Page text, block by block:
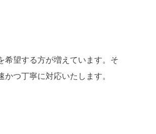
希望する方が増えています。そ
つ丁寧に対応いたします。